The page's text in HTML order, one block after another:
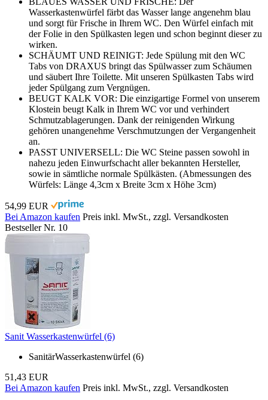
Wasserkastenwürfel färbt das Wasser lange angenehm blau
und sorgt für Frische in Ihrem WC. Den Würfel einfach mit
der Folie in den Spülkasten legen und schon beginnt dieser zu
wirken.
SCHÄUMT UND REINIGT: Jede Spülung mit den WC
Tabs von DRAXUS bringt das Spülwasser zum Schäumen
und säubert Ihre Toilette. Mit unseren Spülkasten Tabs wird
jeder Spülgang zum Vergnügen.
BEUGT KALK VOR: Die einzigartige Formel von unserem
Klostein beugt Kalk in Ihrem WC vor und verhindert
Schmutzablagerungen. Dank der reinigenden Wirkung
gehören unangenehme Verschmutzungen der Vergangenheit
an.
PASST UNIVERSELL: Die WC Steine passen sowohl in
nahezu jeden Einwurfschacht aller bekannten Hersteller,
sowie in sämtliche normale Spülkästen. (Abmessungen des
Würfels: Länge 4,3cm x Breite 3cm x Höhe 3cm)
54,99 EUR
Bei Amazon kaufen Preis inkl. MwSt., zzgl. Versandkosten
Bestseller Nr. 10
Sanit Wasserkastenwürfel (6)
SanitärWasserkastenwürfel (6)
51,43 EUR
Bei Amazon kaufen Preis inkl. MwSt., zzgl. Versandkosten